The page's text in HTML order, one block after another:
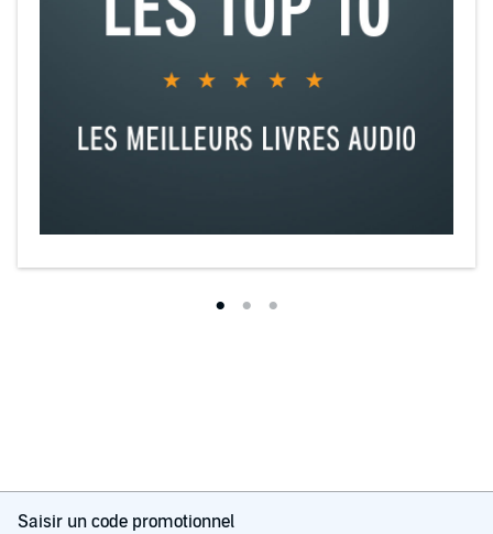
Saisir un code promotionnel